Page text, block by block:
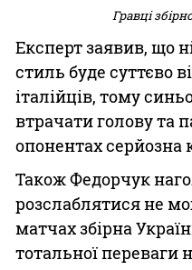
Гравці
Експерт заявив, що
стиль буде суттєво
італійців, тому
втрачати голову та
опонентах серйозна
Також Федорчук
розслаблятися не
матчах збірна
тотальної переваги